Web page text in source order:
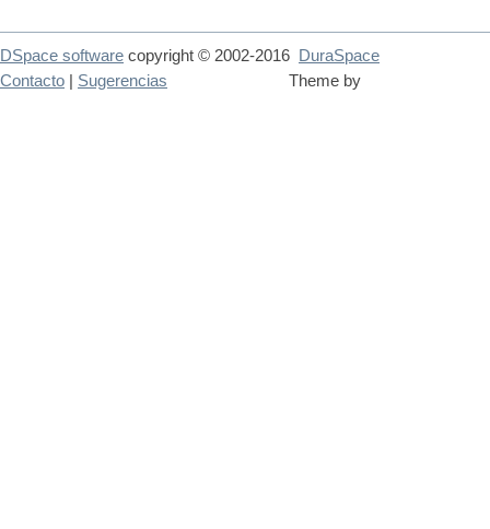
DSpace software copyright © 2002-2016
DuraSpace
Theme by
Contacto Sugerencias